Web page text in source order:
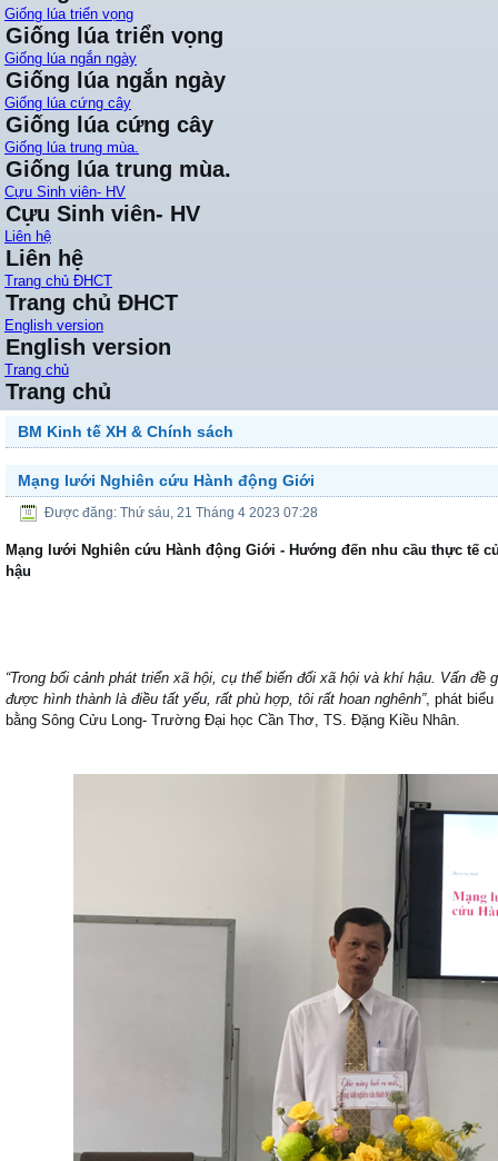
Giống lúa triển vọng
Giống lúa triển vọng
Giống lúa ngắn ngày
Giống lúa ngắn ngày
Giống lúa cứng cây
Giống lúa cứng cây
Giống lúa trung mùa.
Giống lúa trung mùa.
Cựu Sinh viên- HV
Cựu Sinh viên- HV
Liên hệ
Liên hệ
Trang chủ ĐHCT
Trang chủ ĐHCT
English version
English version
Trang chủ
Trang chủ
BM Kinh tế XH & Chính sách
Mạng lưới Nghiên cứu Hành động Giới
Được đăng: Thứ sáu, 21 Tháng 4 2023 07:28
Mạng lưới Nghiên cứu Hành động Giới - Hướng đến nhu cầu thực tế
hậu
“Trong bối cảnh phát triển xã hội, cụ thể biến đổi xã hội và khí hậu. Vấn đề
được hình thành là điều tất yếu, rất phù hợp, tôi rất hoan nghênh”, phát
bằng Sông Cửu Long- Trường Đại học Cần Thơ, TS. Đặng Kiều Nhân.